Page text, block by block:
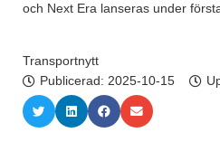
och Next Era lanseras under
Transportnytt
Publicerad: 2025-10-15